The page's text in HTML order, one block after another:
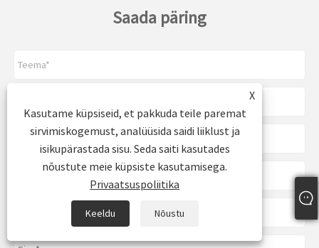
Saada päring
X
Kasutame küpsiseid, et pakkuda teile paremat
sirvimiskogemust, analüüsida saidi liiklust ja
isikupärastada sisu. Seda saiti kasutades
nõustute meie küpsiste kasutamisega.
Privaatsuspoliitika
Keeldu Nõustu